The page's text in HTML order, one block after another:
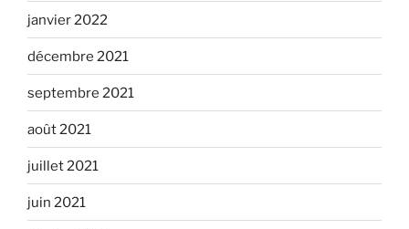
janvier 2022
décembre 2021
septembre 2021
août 2021
juillet 2021
juin 2021